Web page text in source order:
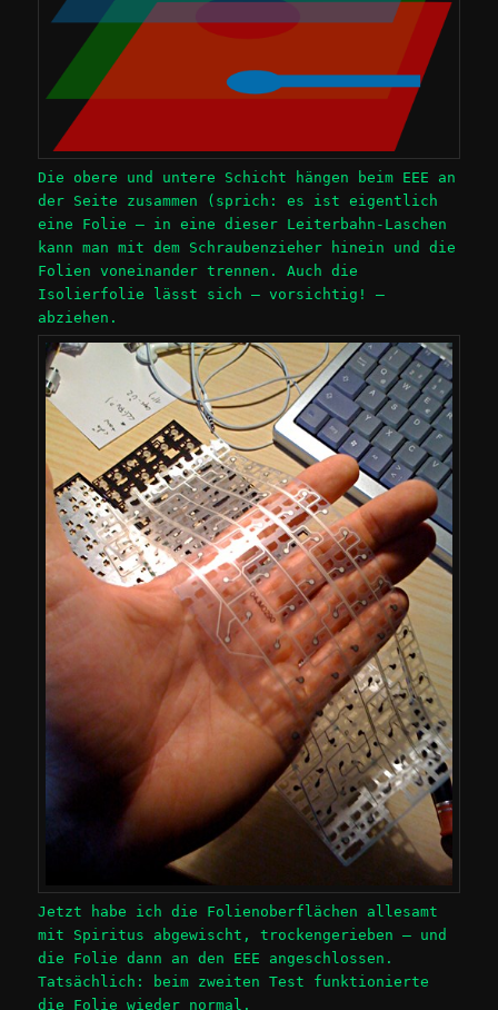
Die obere und untere Schicht hängen beim EEE an
der Seite zusammen (sprich: es ist eigentlich
eine Folie – in eine dieser Leiterbahn-Laschen
kann man mit dem Schraubenzieher hinein und die
Folien voneinander trennen. Auch die
Isolierfolie lässt sich – vorsichtig! –
abziehen.
Jetzt habe ich die Folienoberflächen allesamt
mit Spiritus abgewischt, trockengerieben – und
die Folie dann an den EEE angeschlossen.
Tatsächlich: beim zweiten Test funktionierte
die Folie wieder normal.